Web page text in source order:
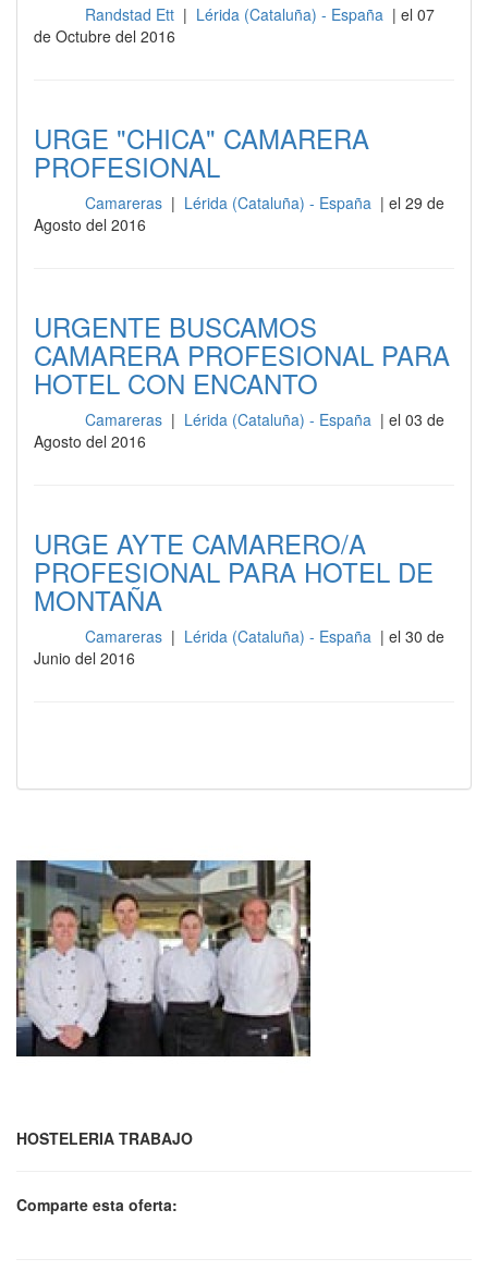
Randstad Ett | Lérida (Cataluña) - España | el 07
de Octubre del 2016
URGE "CHICA" CAMARERA
PROFESIONAL
Camareras | Lérida (Cataluña) - España | el 29 de
Agosto del 2016
URGENTE BUSCAMOS
CAMARERA PROFESIONAL PARA
HOTEL CON ENCANTO
Camareras | Lérida (Cataluña) - España | el 03 de
Agosto del 2016
URGE AYTE CAMARERO/A
PROFESIONAL PARA HOTEL DE
MONTAÑA
Camareras | Lérida (Cataluña) - España | el 30 de
Junio del 2016
HOSTELERIA TRABAJO
Comparte esta oferta: